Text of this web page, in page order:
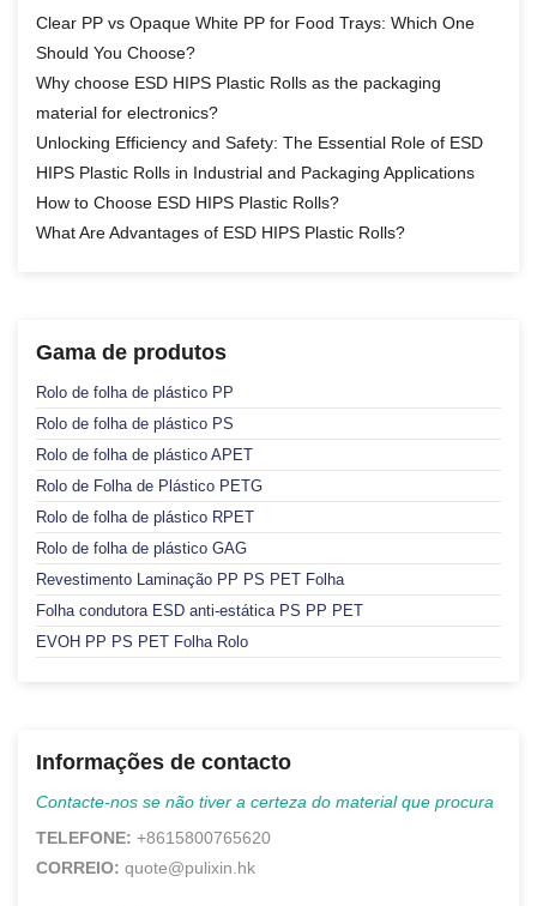
Clear PP vs Opaque White PP for Food Trays: Which One
Should You Choose?
Why choose ESD HIPS Plastic Rolls as the packaging
material for electronics?
Unlocking Efficiency and Safety: The Essential Role of ESD
HIPS Plastic Rolls in Industrial and Packaging Applications
How to Choose ESD HIPS Plastic Rolls?
What Are Advantages of ESD HIPS Plastic Rolls?
Gama de produtos
Rolo de folha de plástico PP
Rolo de folha de plástico PS
Rolo de folha de plástico APET
Rolo de Folha de Plástico PETG
Rolo de folha de plástico RPET
Rolo de folha de plástico GAG
Revestimento Laminação PP PS PET Folha
Folha condutora ESD anti-estática PS PP PET
EVOH PP PS PET Folha Rolo
Informações de contacto
Contacte-nos se não tiver a certeza do material que procura
TELEFONE: +8615800765620
CORREIO: quote@pulixin.hk